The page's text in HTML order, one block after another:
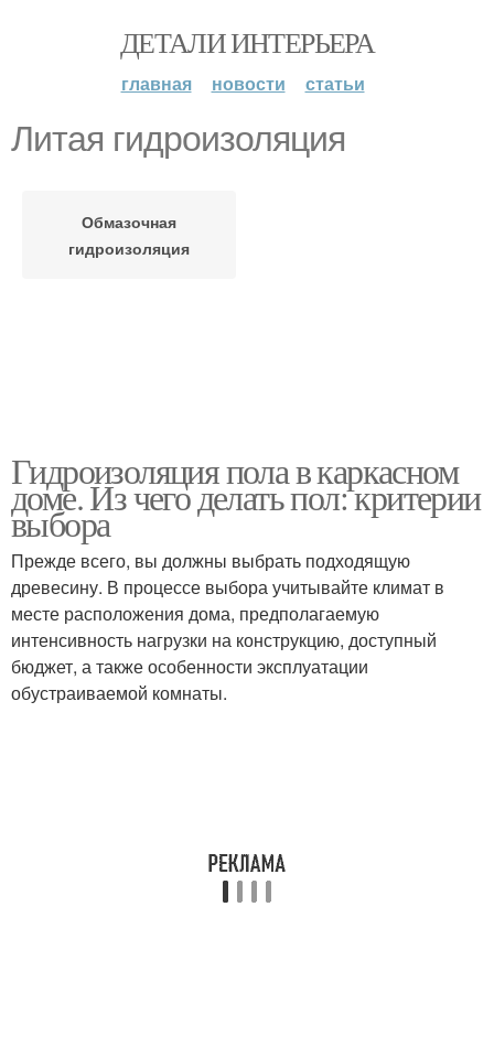
ДЕТАЛИ ИНТЕРЬЕРА
главная новости статьи
Литая гидроизоляция
Обмазочная
гидроизоляция
Гидроизоляция пола в каркасном
доме. Из чего делать пол: критерии
выбора
Прежде всего, вы должны выбрать подходящую
древесину. В процессе выбора учитывайте климат в
месте расположения дома, предполагаемую
интенсивность нагрузки на конструкцию, доступный
бюджет, а также особенности эксплуатации
обустраиваемой комнаты.